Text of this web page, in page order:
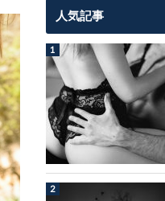
人気記事